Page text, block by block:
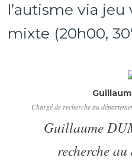
l’autisme via
mixte (20h00,
Chargé de recherche au
Guillaume
recherche